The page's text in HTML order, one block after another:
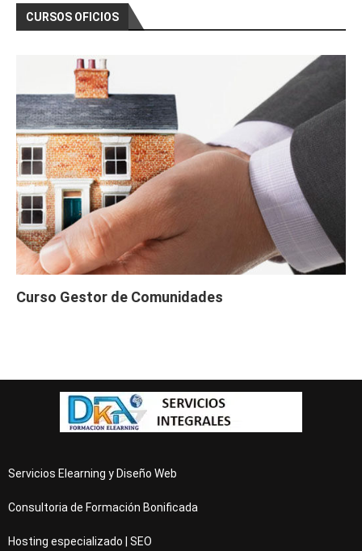
CURSOS OFICIOS
Curso Gestor de Comunidades
Servicios Elearning y Diseño Web
Consultoria de Formación Bonificada
Hosting especializado | SEO